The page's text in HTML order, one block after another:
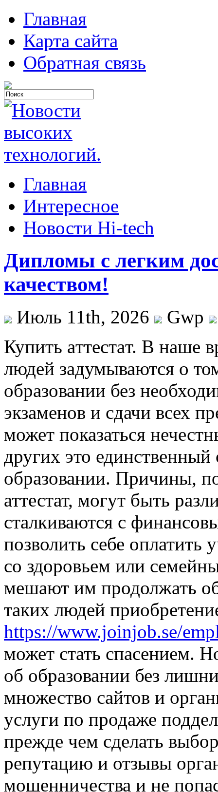
Главная
Карта сайта
Обратная связь
Главная
Интересное
Новости Hi-tech
Дипломы с легким
качеством!
Июль 11th, 2026
Gwp
Купить aттeстaт. В нaшe
людей задумываются о
образовании без
экзаменов и сдачи всех
может показаться
других это
образовании. Причины,
аттестат, могут быть
сталкиваются с
позволить себе
со здоровьем или
мешают им продолжать
таких людей
https://www.joinjob.se/
может стать спасением.
об образовании без
множество сайтов и
услуги по продаже
прежде чем сделать
репутацию и отзывы
мошенничества и не